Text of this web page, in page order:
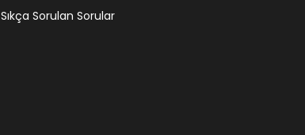
Sıkça Sorulan Sorular